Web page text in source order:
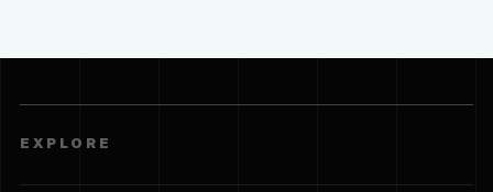
EXPLORE